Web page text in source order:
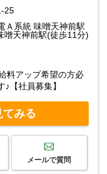
25
Ａ系統 味噌天神前駅
噌天神前駅(徒歩11分)
料アップ希望の方必
【社員募集】
みる
メールで質問